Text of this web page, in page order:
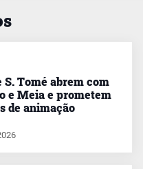
S. Tomé abrem com
e Meia e prometem
de animação